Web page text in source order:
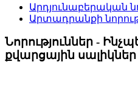
Արդյունաբերական
Արտադրանքի
Նորություններ -
քվարցային